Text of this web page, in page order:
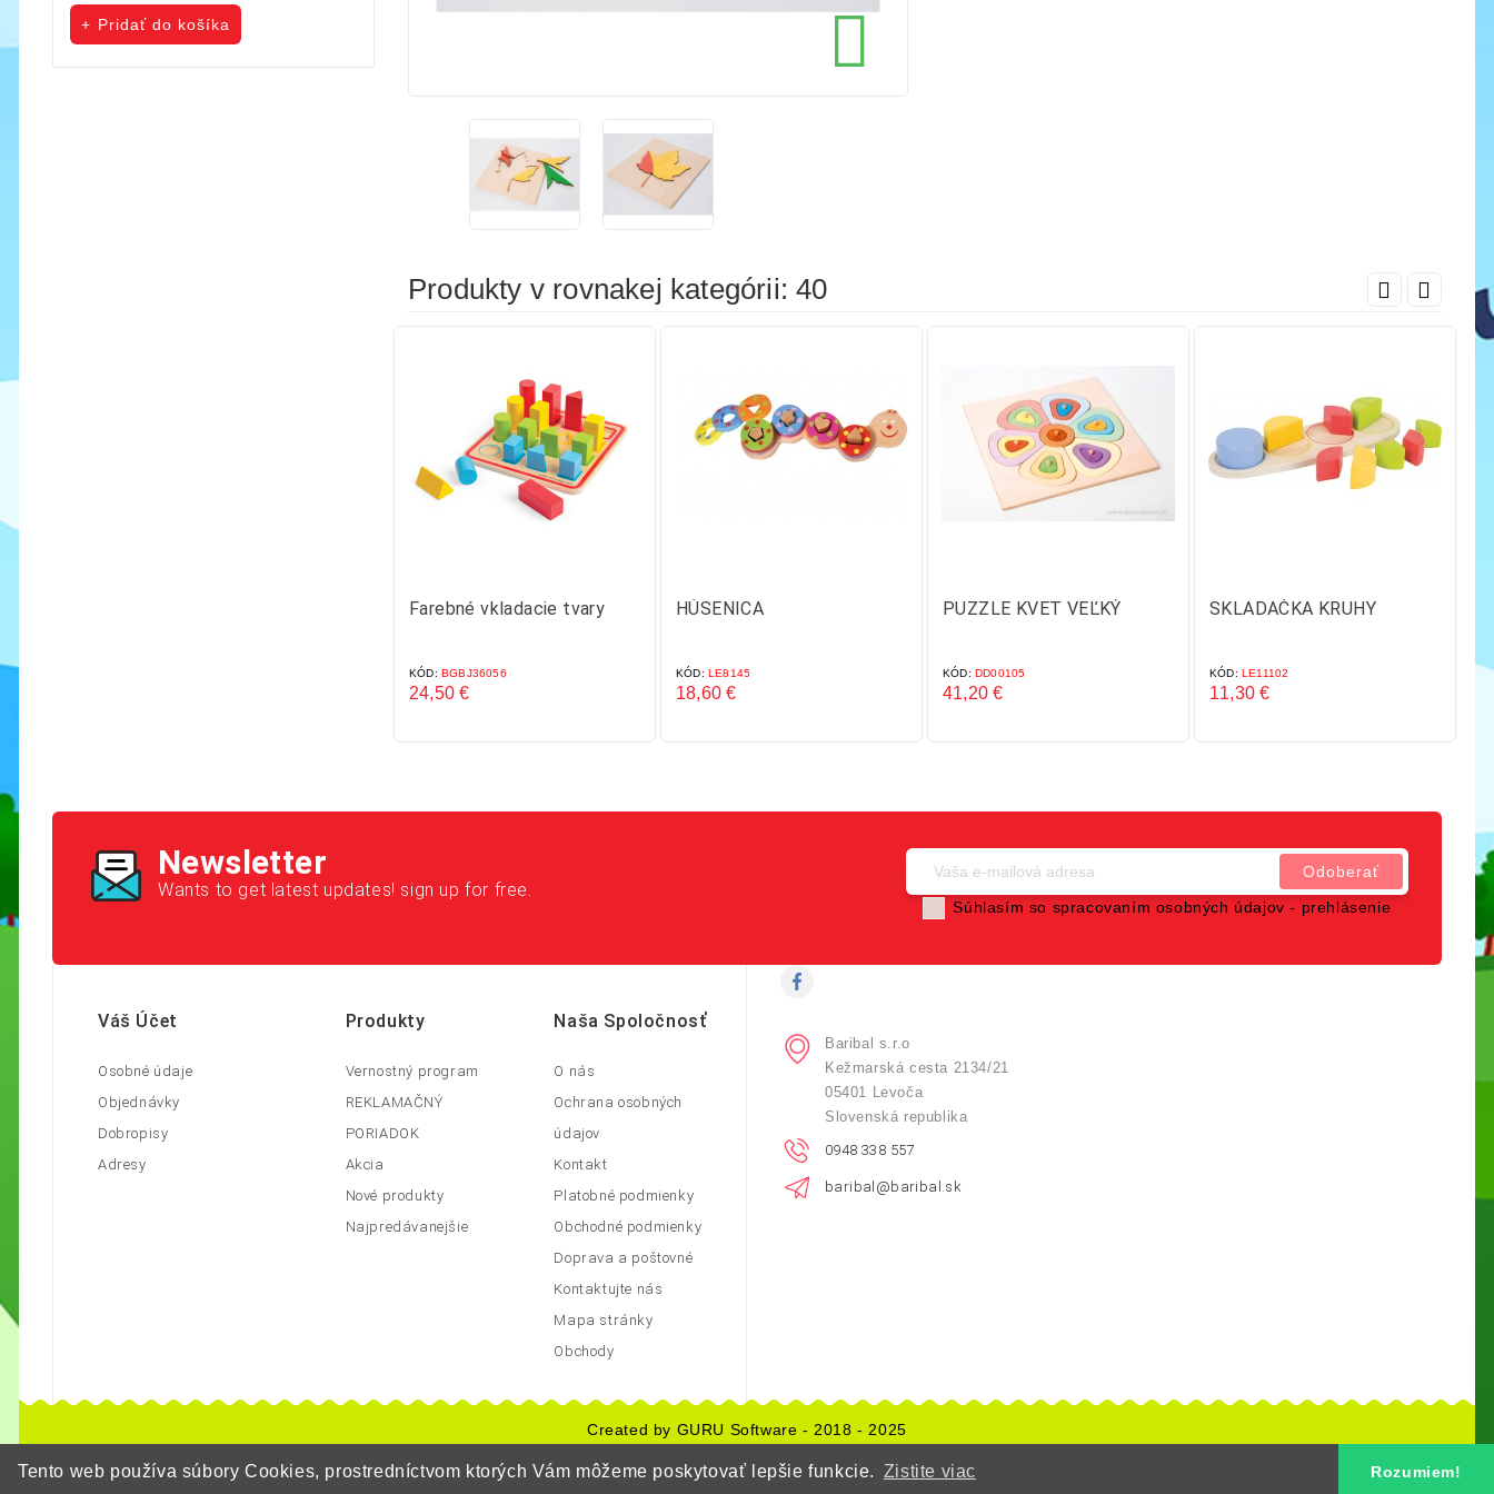
Tento web používa súbory Cookies, prostredníctvom ktorých Vám môžeme poskytovať lepšie funkcie. Zistite viac Rozumiem!
cena
Pridať do košíka
cena

Produkty v rovnakej kategórii: 40
Farebné vkladacie tvary
KÓD: BGBJ36056
24,50 €
HÚSENICA
KÓD: LE8145
18,60 €
PUZZLE KVET VEĽKÝ
KÓD: DD00105
41,20 €
SKLADAČKA KRUHY
KÓD: LE11102
11,30 €
Newsletter
Wants to get latest updates! sign up for free.
Súhlasím so spracovaním osobných údajov - prehlásenie
Váš Účet
Osobné údaje
Objednávky
Dobropisy
Adresy
Produkty
Vernostný program
REKLAMAČNÝ
PORIADOK
Akcia
Nové produkty
Najpredávanejšie
Naša Spoločnosť
O nás
Ochrana osobných
údajov
Kontakt
Platobné podmienky
Obchodné podmienky
Doprava a poštovné
Kontaktujte nás
Mapa stránky
Obchody
Baribal s.r.o
Kežmarská cesta 2134/21
05401 Levoča
Slovenská republika
0948 338 557
baribal@baribal.sk
Created by GURU Software - 2018 - 2025